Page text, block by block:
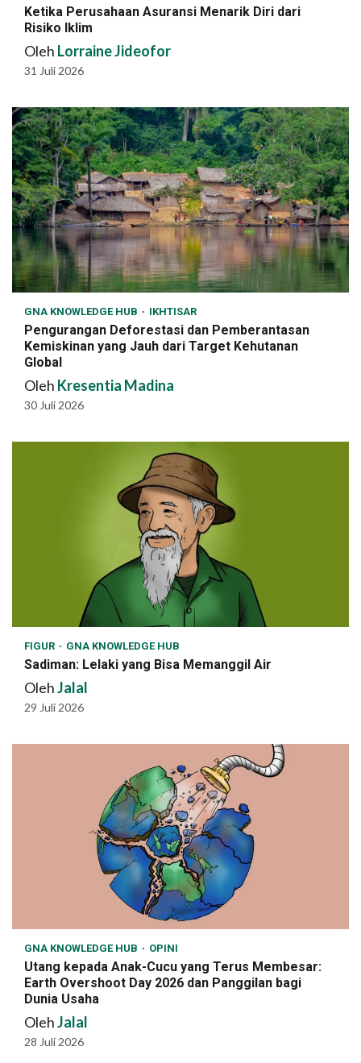
Ketika Perusahaan Asuransi Menarik Diri dari
Risiko Iklim
Oleh Lorraine Jideofor
31 Juli 2026
GNA KNOWLEDGE HUB IKHTISAR
Pengurangan Deforestasi dan Pemberantasan
Kemiskinan yang Jauh dari Target Kehutanan
Global
Oleh Kresentia Madina
30 Juli 2026
FIGUR GNA KNOWLEDGE HUB
Sadiman: Lelaki yang Bisa Memanggil Air
OlehJalal
29 Juli 2026
GNA KNOWLEDGE HUB OPINI
Utang kepada Anak-Cucu yang Terus Membesar:
Earth Overshoot Day 2026 dan Panggilan bagi
Dunia Usaha
OlehJalal
28 Juli 2026